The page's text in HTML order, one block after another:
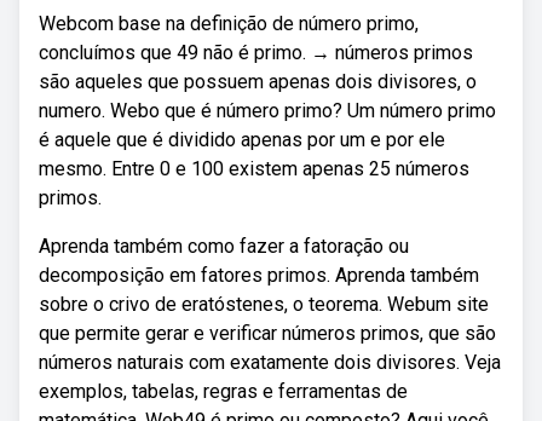
Webcom base na definição de número primo,
concluímos que 49 não é primo. → números primos
são aqueles que possuem apenas dois divisores, o
numero. Webo que é número primo? Um número primo
é aquele que é dividido apenas por um e por ele
mesmo. Entre 0 e 100 existem apenas 25 números
primos.
Aprenda também como fazer a fatoração ou
decomposição em fatores primos. Aprenda também
sobre o crivo de eratóstenes, o teorema. Webum site
que permite gerar e verificar números primos, que são
números naturais com exatamente dois divisores. Veja
exemplos, tabelas, regras e ferramentas de